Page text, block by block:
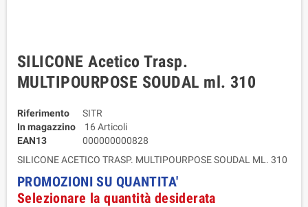
SILICONE Acetico Trasp.
MULTIPOURPOSE SOUDAL ml. 310
Riferimento
SITR
In magazzino
16 Articoli
EAN13
000000000828
SILICONE ACETICO TRASP. MULTIPOURPOSE SOUDAL ML. 310
PROMOZIONI SU QUANTITA'
Selezionare la quantità desiderata